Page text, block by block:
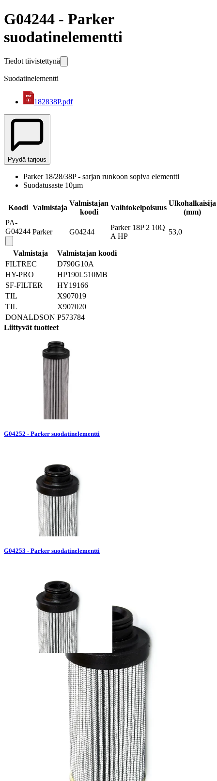
G04244 - Parker
suodatinelementti
Tiedot tiivistettynä
Suodatinelementti
182838P.pdf
Pyydä tarjous
Parker 18/28/38P - sarjan runkoon sopiva elementti
Suodatusaste 10µm
Koodi Valmistaja
Valmistajan
koodi
Vaihtokelpoisuus
Ulkohalkaisija
(mm)
PA-
G04244 Parker G04244
Parker 18P 2 10Q
A HP
53,0
Valmistaja
Valmistajan koodi
FILTREC
D790G10A
HY-PRO
HP190L510MB
SF-FILTER
HY19166
TIL
X907019
TIL
X907020
DONALDSON P573784
Liittyvät tuotteet
G04252 - Parker suodatinelementti
G04253 - Parker suodatinelementti
G04301 - Parker suodatinelementti
Suunnitteluratkaisut
Hydrauliikkaletkut
Kokoonpano ja räätälöinti
Digitaaliset tilauskanavat
Ennakoiva kartoitus
Enerpac-huolto